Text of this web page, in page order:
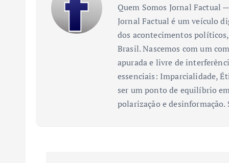
Quem Somos Jornal Factual
Jornal Factual é um veículo
dos acontecimentos
Brasil. Nascemos com um
apurada e livre de
essenciais: Imparcialidade,
ser um ponto de equilíbrio
polarização e